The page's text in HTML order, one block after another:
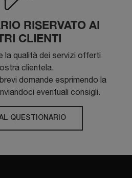
RISERVATO AI
CLIENTI
la qualità dei servizi offerti
clientela.
domande esprimendo la
eventuali consigli.
QUESTIONARIO